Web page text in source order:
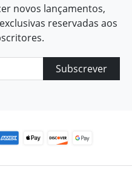
novos lançamentos,
reservadas aos
Subscrever